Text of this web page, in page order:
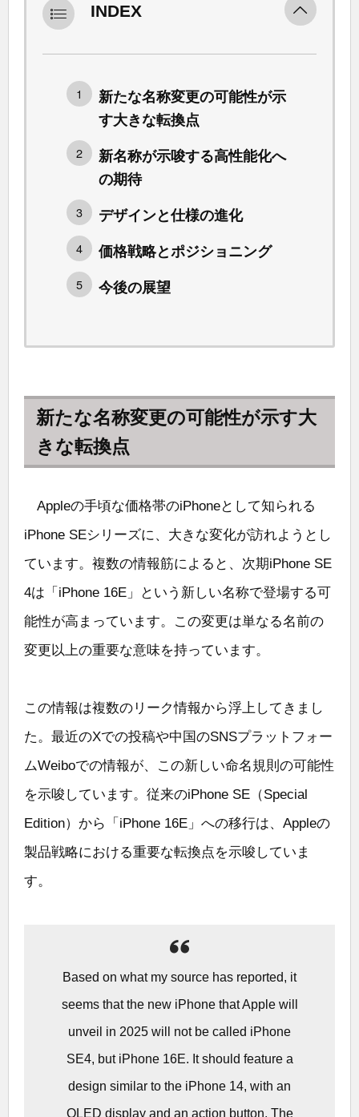
INDEX
新たな名称変更の可能性が示
す大きな転換点
新名称が示唆する高性能化へ
の期待
デザインと仕様の進化
価格戦略とポジショニング
今後の展望
新たな名称変更の可能性が示す大
きな転換点
Appleの手頃な価格帯のiPhoneとして知られる
iPhone SEシリーズに、大きな変化が訪れようとし
ています。複数の情報筋によると、次期iPhone SE
4は「iPhone 16E」という新しい名称で登場する可
能性が高まっています。この変更は単なる名前の
変更以上の重要な意味を持っています。
この情報は複数のリーク情報から浮上してきまし
た。最近のXでの投稿や中国のSNSプラットフォー
ムWeiboでの情報が、この新しい命名規則の可能性
を示唆しています。従来のiPhone SE（Special
Edition）から「iPhone 16E」への移行は、Appleの
製品戦略における重要な転換点を示唆していま
す。
Based on what my source has reported, it
seems that the new iPhone that Apple will
unveil in 2025 will not be called iPhone
SE4, but iPhone 16E. It should feature a
design similar to the iPhone 14, with an
OLED display and an action button. The